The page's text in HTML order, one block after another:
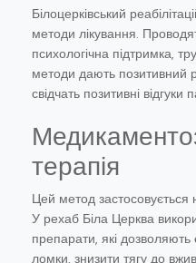
Білоцерківський
методи лікування.
психологічна підтримка,
методи дають позитивний
свідчать позитивні відгуки
терапія
Цей метод застосовується
У рехаб Біла Церква
препарати, які
ломки, знизити тягу до